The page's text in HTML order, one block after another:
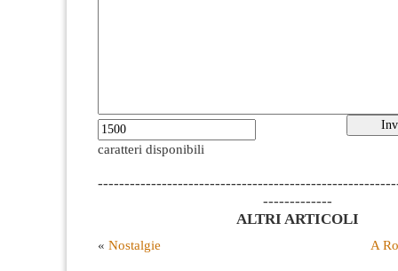
caratteri disponibili
-------------
ALTRI ARTICOLI
« Nostalgie A